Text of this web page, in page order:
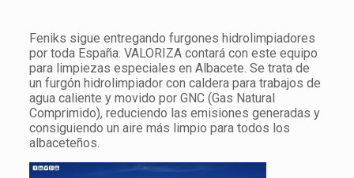
Feniks sigue entregando furgones hidrolimpiadores
por toda España. VALORIZA contará con este equipo
para limpiezas especiales en Albacete. Se trata de
un furgón hidrolimpiador con caldera para trabajos de
agua caliente y movido por GNC (Gas Natural
Comprimido), reduciendo las emisiones generadas y
consiguiendo un aire más limpio para todos los
albaceteños.